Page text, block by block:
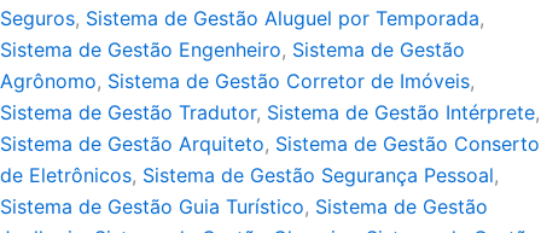
Seguros, Sistema de Gestão Aluguel por Temporada,
Sistema de Gestão Engenheiro, Sistema de Gestão
Agrônomo, Sistema de Gestão Corretor de Imóveis,
Sistema de Gestão Tradutor, Sistema de Gestão Intérprete,
Sistema de Gestão Arquiteto, Sistema de Gestão Conserto
de Eletrônicos, Sistema de Gestão Segurança Pessoal,
Sistema de Gestão Guia Turístico, Sistema de Gestão